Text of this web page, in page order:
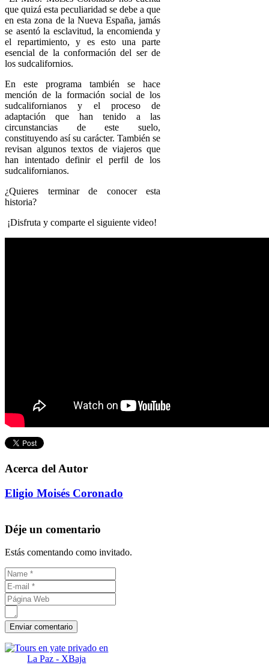
que quizá esta peculiaridad se debe a que
en esta zona de la Nueva España, jamás
se asentó la esclavitud, la encomienda y
el repartimiento, y es esto una parte
esencial de la conformación del ser de
los sudcalifornios.
En este programa también se hace
mención de la formación social de los
sudcalifornianos y el proceso de
adaptación que han tenido a las
circunstancias de este suelo,
constituyendo así su carácter. También se
revisan algunos textos de viajeros que
han intentado definir el perfil de los
sudcalifornianos.
¿Quieres terminar de conocer esta
historia?
¡Disfruta y comparte el siguiente video!
Acerca del Autor
Eligio Moisés Coronado
Déje un comentario
Estás comentando como invitado.